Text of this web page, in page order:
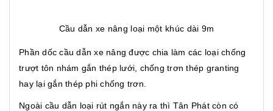
Cầu dẫn xe nâng loại một khúc dài 9m
Phần dốc cầu dẫn xe nâng được chia làm các loại chống
trượt tôn nhám gắn thép lưới, chống trơn thép granting
hay lại gắn thép phi chống trơn.
Ngoài cầu dẫn loại rút ngắn này ra thì Tân Phát còn có